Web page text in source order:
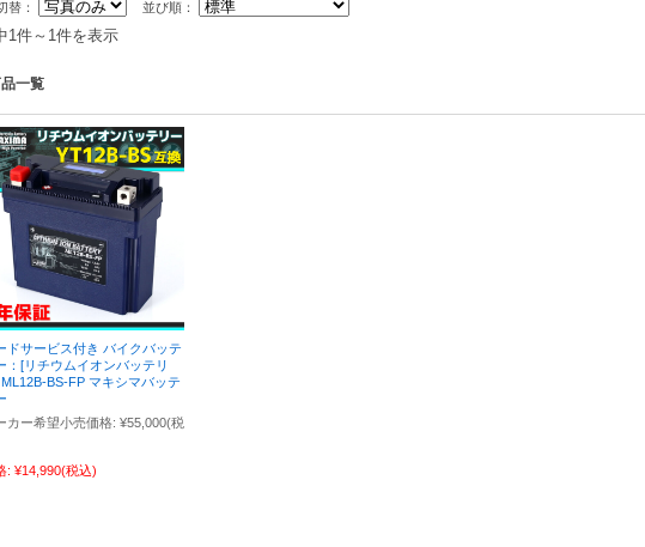
替： 並び順：
1件～1件を表示
一覧
ドサービス付き バイクバッテ
：[リチウムイオンバッテリ
BS-FP マキシマバッテ
カー希望小売価格: ¥55,000(税
: ¥14,990(税込)